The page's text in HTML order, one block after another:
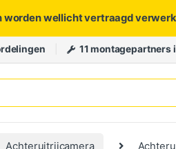
wellicht vertraagd
11 montagepartners
Achteruitrijcamera